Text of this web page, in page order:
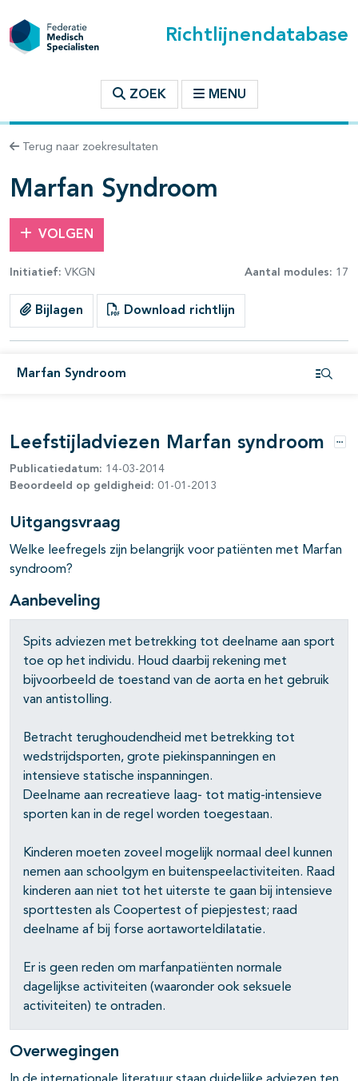
Richtlijnendatabase
ZOEK MENU
Terug naar zoekresultaten
Marfan Syndroom
VOLGEN
Initiatief: VKGN Aantal modules: 17
Bijlagen Download richtlijn
Marfan Syndroom
binnen deze richtlijn
open- en dichtklappen
Leefstijladviezen Marfan syndroom
Publicatiedatum: 14-03-2014
Beoordeeld op geldigheid: 01-01-2013
Uitgangsvraag
Welke leefregels zijn belangrijk voor patiënten met Marfan
syndroom?
Aanbeveling
Spits adviezen met betrekking tot deelname aan sport
toe op het individu. Houd daarbij rekening met
bijvoorbeeld de toestand van de aorta en het gebruik
van antistolling.
Betracht terughoudendheid met betrekking tot
wedstrijdsporten, grote piekinspanningen en
intensieve statische inspanningen.
Deelname aan recreatieve laag- tot matig-intensieve
sporten kan in de regel worden toegestaan.
Kinderen moeten zoveel mogelijk normaal deel kunnen
nemen aan schoolgym en buitenspeelactiviteiten. Raad
kinderen aan niet tot het uiterste te gaan bij intensieve
sporttesten als Coopertest of piepjestest; raad
deelname af bij forse aortaworteldilatatie.
Er is geen reden om marfanpatiënten normale
dagelijkse activiteiten (waaronder ook seksuele
activiteiten) te ontraden.
Overwegingen